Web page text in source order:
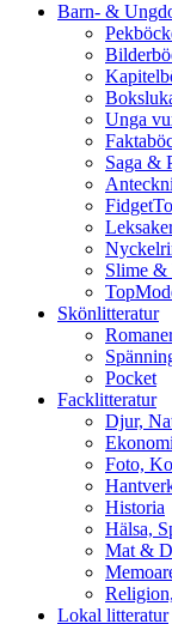
Barn- &
Unga
Saga &
Slime &
Skönlitteratur
Pocket
Facklitteratur
Djur,
Foto,
Historia
Hälsa,
Mat &
Lokal litteratur